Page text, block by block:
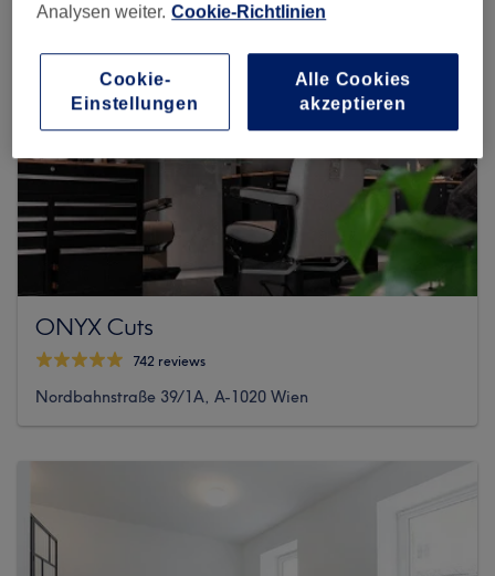
ONYX Cuts
742 reviews
Nordbahnstraße 39/1A, A-1020 Wien
Analysen weiter. Cookie-Richtlinien
Alle Cookies
akzeptieren
Cookie-
Einstellungen